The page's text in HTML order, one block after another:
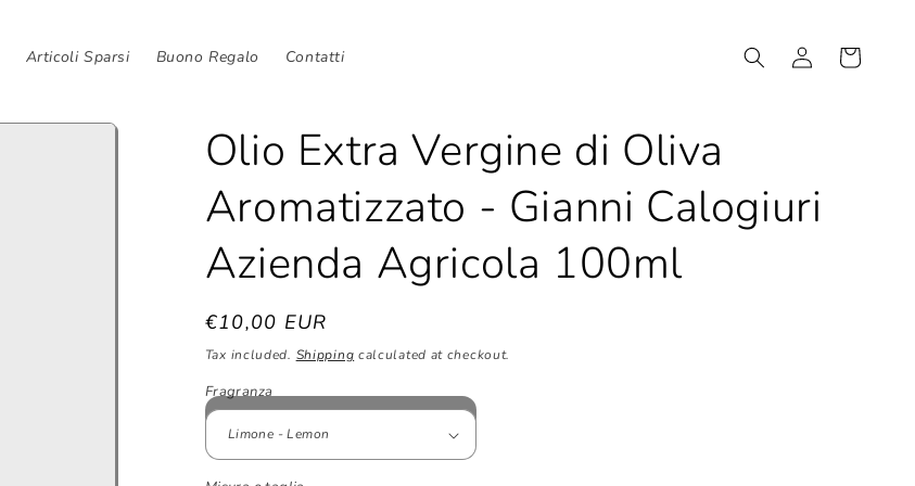
Articoli Sparsi Buono Regalo Contatti
Log
in
Cart
Olio Extra Vergine di Oliva
Aromatizzato - Gianni Calogiuri
Azienda Agricola 100ml
Regular
price
€10,00 EUR
Tax included. Shipping calculated at checkout.
Fragranza